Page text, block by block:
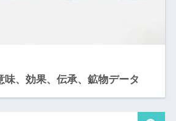
味、効果、伝承、鉱物データ